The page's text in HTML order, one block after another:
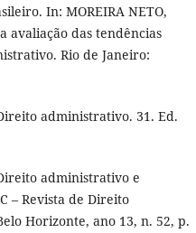
In: MOREIRA NETO,
avaliação das tendências
Rio de Janeiro:
administrativo. 31. Ed.
administrativo e
– Revista de Direito
Horizonte, ano 13, n. 52, p.